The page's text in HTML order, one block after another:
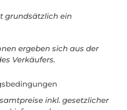
grundsätzlich ein
ergeben sich aus der
Verkäufers.
inkl. gesetzlicher